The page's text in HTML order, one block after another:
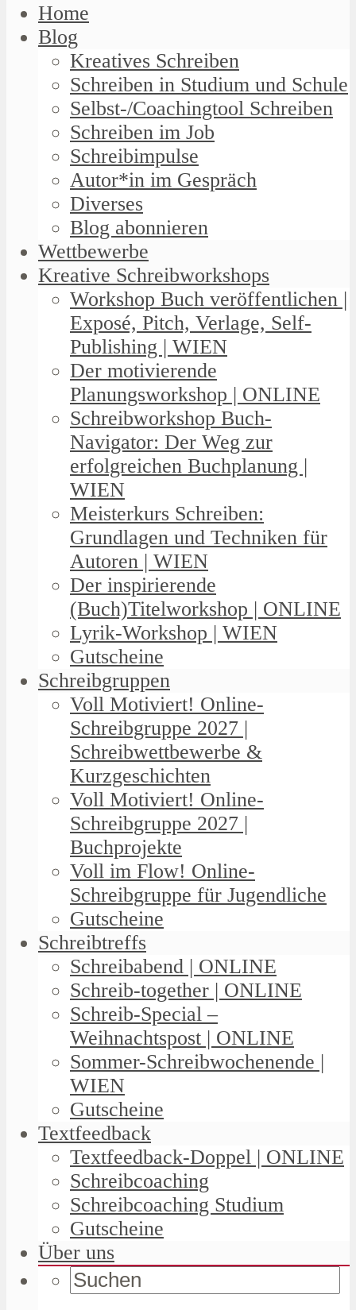
Home
Blog
Kreatives Schreiben
Schreiben in Studium und Schule
Selbst-/Coachingtool Schreiben
Schreiben im Job
Schreibimpulse
Autor*in im Gespräch
Diverses
Blog abonnieren
Wettbewerbe
Kreative Schreibworkshops
Workshop Buch veröffentlichen |
Exposé, Pitch, Verlage, Self-
Publishing | WIEN
Der motivierende
Planungsworkshop | ONLINE
Schreibworkshop Buch-
Navigator: Der Weg zur
erfolgreichen Buchplanung |
WIEN
Meisterkurs Schreiben:
Grundlagen und Techniken für
Autoren | WIEN
Der inspirierende
(Buch)Titelworkshop | ONLINE
Lyrik-Workshop | WIEN
Gutscheine
Schreibgruppen
Voll Motiviert! Online-
Schreibgruppe 2027 |
Schreibwettbewerbe &
Kurzgeschichten
Voll Motiviert! Online-
Schreibgruppe 2027 |
Buchprojekte
Voll im Flow! Online-
Schreibgruppe für Jugendliche
Gutscheine
Schreibtreffs
Schreibabend | ONLINE
Schreib-together | ONLINE
Schreib-Special –
Weihnachtspost | ONLINE
Sommer-Schreibwochenende |
WIEN
Gutscheine
Textfeedback
Textfeedback-Doppel | ONLINE
Schreibcoaching
Schreibcoaching Studium
Gutscheine
Über uns